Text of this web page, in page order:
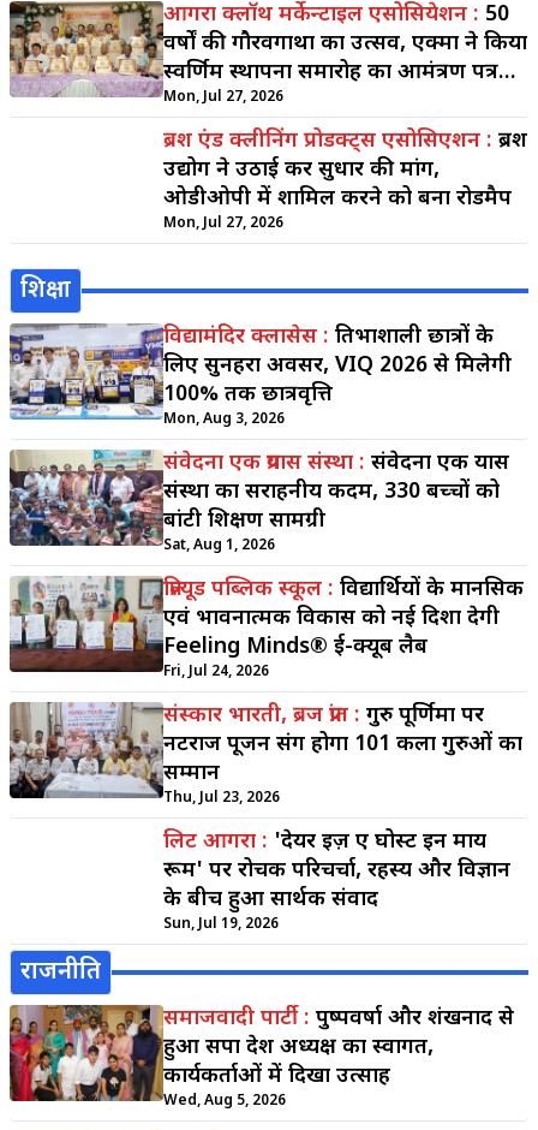
आगरा क्लॉथ मर्केन्टाइल एसोसियेशन : 50
वर्षों की गौरवगाथा का उत्सव, एक्मा ने किया
स्वर्णिम स्थापना समारोह का आमंत्रण पत्र
जारी
Mon, Jul 27, 2026
ब्रश एंड क्लीनिंग प्रोडक्ट्स एसोसिएशन : ब्रश
उद्योग ने उठाई कर सुधार की मांग,
ओडीओपी में शामिल करने को बना रोडमैप
Mon, Jul 27, 2026
शिक्षा
विद्यामंदिर क्लासेस : प्रतिभाशाली छात्रों के
लिए सुनहरा अवसर, VIQ 2026 से मिलेगी
100% तक छात्रवृत्ति
Mon, Aug 3, 2026
संवेदना एक प्रयास संस्था : संवेदना एक प्रयास
संस्था का सराहनीय कदम, 330 बच्चों को
बांटी शिक्षण सामग्री
Sat, Aug 1, 2026
प्रिल्यूड पब्लिक स्कूल : विद्यार्थियों के मानसिक
एवं भावनात्मक विकास को नई दिशा देगी
Feeling Minds® ई-क्यूब लैब
Fri, Jul 24, 2026
संस्कार भारती, ब्रज प्रांत : गुरु पूर्णिमा पर
नटराज पूजन संग होगा 101 कला गुरुओं का
सम्मान
Thu, Jul 23, 2026
लिट आगरा : 'देयर इज़ ए घोस्ट इन माय
रूम' पर रोचक परिचर्चा, रहस्य और विज्ञान
के बीच हुआ सार्थक संवाद
Sun, Jul 19, 2026
राजनीति
समाजवादी पार्टी : पुष्पवर्षा और शंखनाद से
हुआ सपा प्रदेश अध्यक्ष का स्वागत,
कार्यकर्ताओं में दिखा उत्साह
Wed, Aug 5, 2026